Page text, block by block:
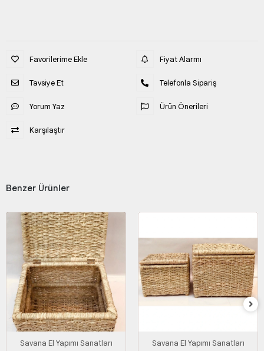
Favorilerime Ekle
Tavsiye Et
Yorum Yaz
Karşılaştır
Fiyat Alarmı
Telefonla Sipariş
Ürün Önerileri
Benzer Ürünler
Savana El Yapımı Sanatları
Savana El Yapımı Sanatları